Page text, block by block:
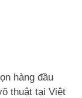
hàng đầu
thuật tại Việt